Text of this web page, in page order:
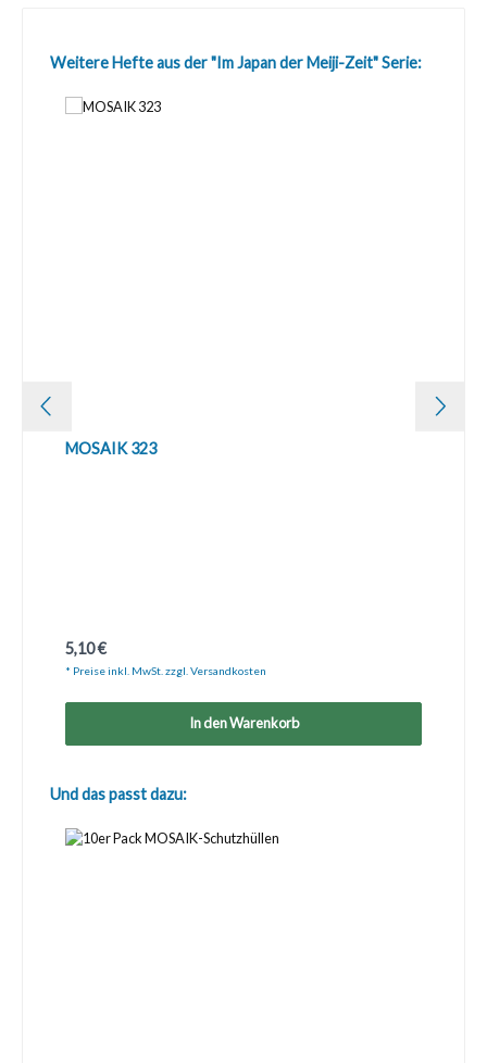
Produktgalerie überspringen
Weitere Hefte aus der "Im Japan der Meiji-Zeit" Serie:
MOSAIK 323
Regulärer Preis:
5,10 €
* Preise inkl. MwSt. zzgl. Versandkosten
In den Warenkorb
Produktgalerie überspringen
Und das passt dazu: